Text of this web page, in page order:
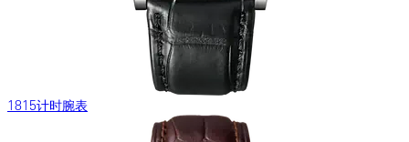
1815计时腕表